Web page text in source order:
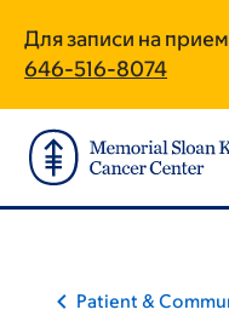
main
content
footer
Для записи на
646-516-8074
Patient &